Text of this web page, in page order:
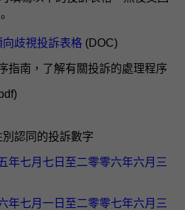
歧視投訴表格 (DOC)
指南，了解有關投訴的處理程序
認同的投訴數字
年七月七日至二零零六年六月三
年七月一日至二零零七年六月三